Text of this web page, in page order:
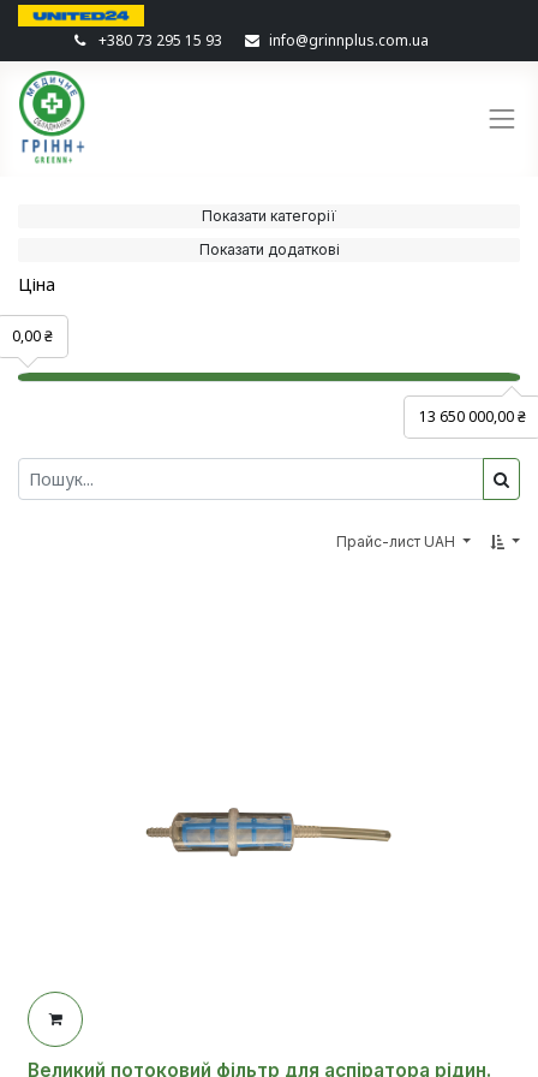
+380 73 295 15 93 info@grinnplus.com.ua
Показати категорії
Показати додаткові
Ціна
13 650 000,00 ₴
0,00 ₴
Прайс-лист UAH
Великий потоковий фільтр для аспіратора рідин.